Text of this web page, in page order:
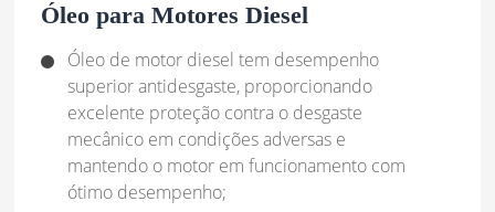
Óleo para Motores Diesel
Óleo de motor diesel tem desempenho
superior antidesgaste, proporcionando
excelente proteção contra o desgaste
mecânico em condições adversas e
mantendo o motor em funcionamento com
ótimo desempenho;